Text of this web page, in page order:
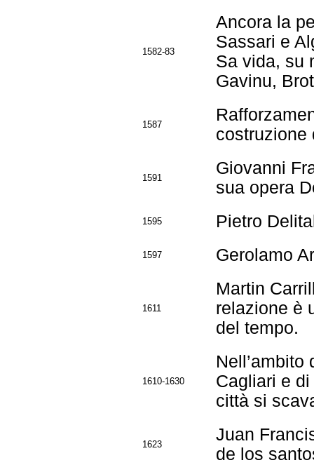
1582-83
Ancora la
Sassari e
Sa vida, su
Gavinu,
1587
costruzione
1591
Giovanni
sua opera
1595 Pietro
1597 Gerolamo
1611
Martin
relazione è
del tempo.
1610-1630
Cagliari e
città si
1623
Juan
de los